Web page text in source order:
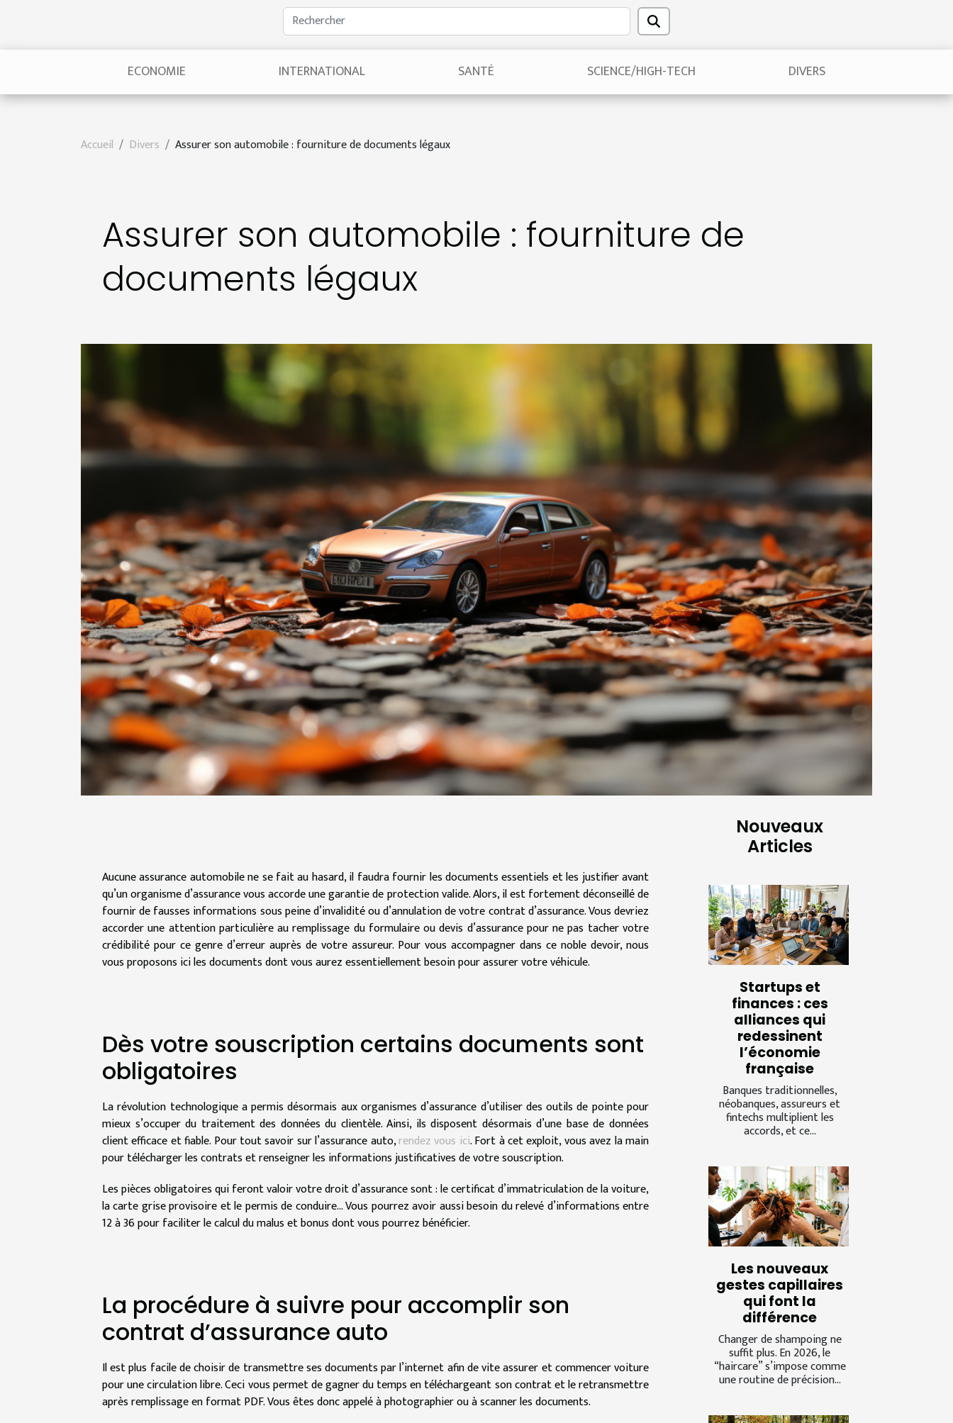
ECONOMIE INTERNATIONAL SANTÉ SCIENCE/HIGH-TECH DIVERS
Accueil Divers Assurer son automobile : fourniture de documents légaux
Assurer son automobile : fourniture de
documents légaux
Aucune assurance automobile ne se fait au hasard, il faudra fournir les documents essentiels et les justifier avant
qu’un organisme d’assurance vous accorde une garantie de protection valide. Alors, il est fortement déconseillé de
fournir de fausses informations sous peine d’invalidité ou d’annulation de votre contrat d’assurance. Vous devriez
accorder une attention particulière au remplissage du formulaire ou devis d’assurance pour ne pas tacher votre
crédibilité pour ce genre d’erreur auprès de votre assureur. Pour vous accompagner dans ce noble devoir, nous
vous proposons ici les documents dont vous aurez essentiellement besoin pour assurer votre véhicule.
Dès votre souscription certains documents sont
obligatoires
La révolution technologique a permis désormais aux organismes d’assurance d’utiliser des outils de pointe pour
mieux s’occuper du traitement des données du clientèle. Ainsi, ils disposent désormais d’une base de données
client efficace et fiable. Pour tout savoir sur l’assurance auto,rendez vous ici. Fort à cet exploit, vous avez la main
pour télécharger les contrats et renseigner les informations justificatives de votre souscription.
Les pièces obligatoires qui feront valoir votre droit d’assurance sont : le certificat d’immatriculation de la voiture,
la carte grise provisoire et le permis de conduire… Vous pourrez avoir aussi besoin du relevé d’informations entre
12 à 36 pour faciliter le calcul du malus et bonus dont vous pourrez bénéficier.
La procédure à suivre pour accomplir son
contrat d’assurance auto
Il est plus facile de choisir de transmettre ses documents par l’internet afin de vite assurer et commencer voiture
pour une circulation libre. Ceci vous permet de gagner du temps en téléchargeant son contrat et le retransmettre
après remplissage en format PDF. Vous êtes donc appelé à photographier ou à scanner les documents.
Nouveaux
Articles
Startups et
finances : ces
alliances qui
redessinent
l’économie
française
Banques traditionnelles,
néobanques, assureurs et
fintechs multiplient les
accords, et ce...
Les nouveaux
gestes capillaires
qui font la
différence
Changer de shampoing ne
suffit plus. En 2026, le
“haircare” s’impose comme
une routine de précision...